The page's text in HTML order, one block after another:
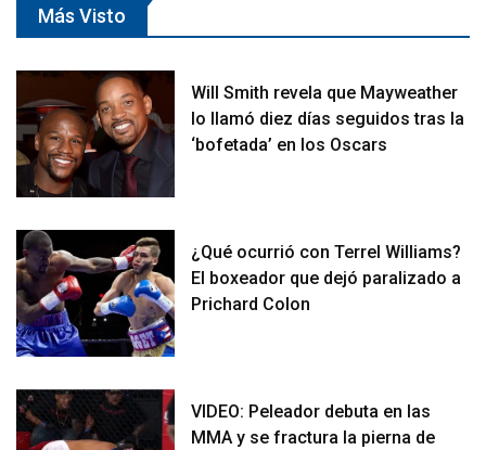
Más Visto
Will Smith revela que Mayweather
lo llamó diez días seguidos tras la
‘bofetada’ en los Oscars
¿Qué ocurrió con Terrel Williams?
El boxeador que dejó paralizado a
Prichard Colon
VIDEO: Peleador debuta en las
MMA y se fractura la pierna de